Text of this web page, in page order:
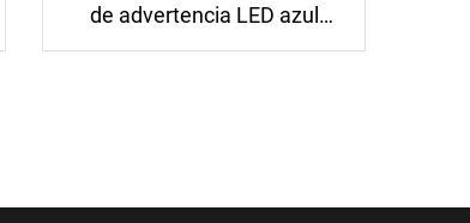
de advertencia LED azul
brillante de forma cuadrada